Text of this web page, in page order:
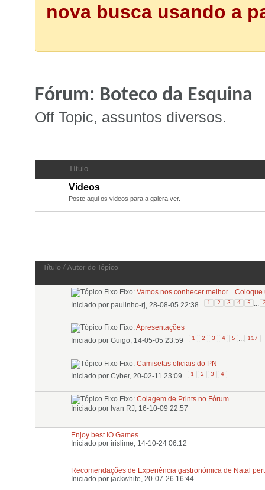
nova busca usando a
Fórum: Boteco da Esquina
Off Topic, assuntos diversos.
Título
Videos
Poste aqui os videos para a galera ver.
Título / Autor do Tópico
Fixo: Vamos nos conhecer melhor... Coloque
Iniciado por paulinho-rj, 28-08-05 22:38 1 2 3 4 5 ...
Fixo:Apresentações
Iniciado por Guigo, 14-05-05 23:59 1 2 3 4 5 ... 117
Fixo: Camisetas oficiais do PN
Iniciado por Cyber, 20-02-11 23:09 1 2 3 4
Fixo: Colagem de Prints no Fórum
Iniciado por Ivan RJ, 16-10-09 22:57
Enjoy best IO Games
Iniciado por irislime, 14-10-24 06:12
Recomendações de Experiência gastronómica de Natal
Iniciado por jackwhite, 20-07-26 16:44